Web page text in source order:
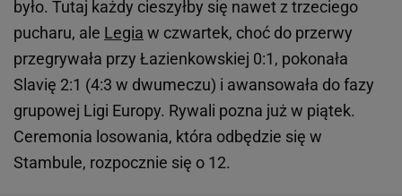
było. Tutaj każdy cieszyłby się nawet z trzeciego
pucharu, ale Legia w czwartek, choć do przerwy
przegrywała przy Łazienkowskiej 0:1, pokonała
Slavię 2:1 (4:3 w dwumeczu) i awansowała do fazy
grupowej Ligi Europy. Rywali pozna już w piątek.
Ceremonia losowania, która odbędzie się w
Stambule, rozpocznie się o 12.